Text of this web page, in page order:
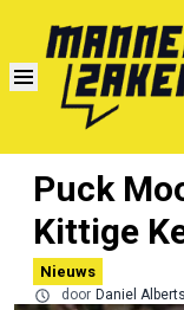
Puck
Kittige
Nieuws
door Daniel Alberts